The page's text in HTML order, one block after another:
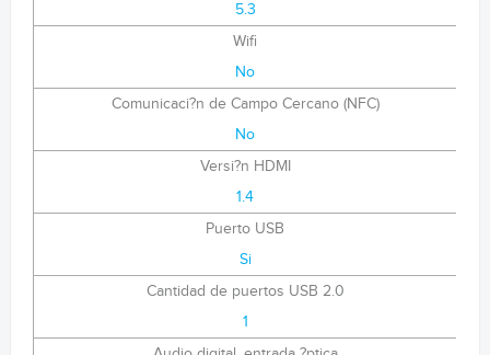
5.3
Wifi
No
Comunicaci?n de Campo Cercano (NFC)
No
Versi?n HDMI
1.4
Puerto USB
Si
Cantidad de puertos USB 2.0
1